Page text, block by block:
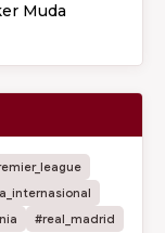
Muda
#real_madrid